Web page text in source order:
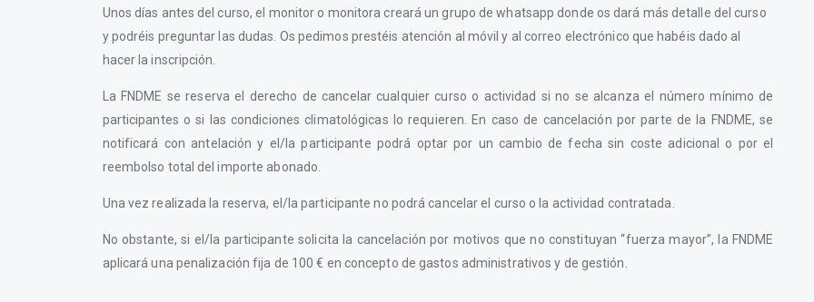
Unos días antes del curso, el monitor o monitora creará un grupo de whatsapp donde os dará más detalle del curso
y podréis preguntar las dudas. Os pedimos prestéis atención al móvil y al correo electrónico que habéis dado al
hacer la inscripción.
La FNDME se reserva el derecho de cancelar cualquier curso o actividad si no se alcanza el número mínimo de
participantes o si las condiciones climatológicas lo requieren. En caso de cancelación por parte de la FNDME, se
notificará con antelación y el/la participante podrá optar por un cambio de fecha sin coste adicional o por el
reembolso total del importe abonado.
Una vez realizada la reserva, el/la participante no podrá cancelar el curso o la actividad contratada.
No obstante, si el/la participante solicita la cancelación por motivos que no constituyan “fuerza mayor”, la FNDME
aplicará una penalización fija de 100 € en concepto de gastos administrativos y de gestión.